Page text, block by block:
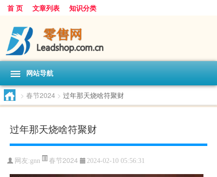
首 页 文章列表 知识分类
网站导航
> 春节2024 > 过年那天烧啥符聚财
过年那天烧啥符聚财
网友:gnn 春节2024 2024-02-10 05:56:31